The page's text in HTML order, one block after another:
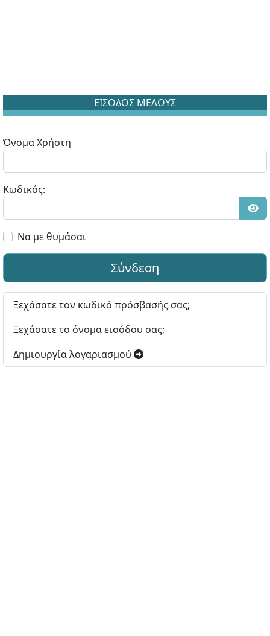
ΕΙΣΟΔΟΣ ΜΕΛΟΥΣ
Όνομα Χρήστη
Κωδικός:
Να με θυμάσαι
Σύνδεση
Ξεχάσατε τον κωδικό πρόσβασής σας;
Ξεχάσατε το όνομα εισόδου σας;
Δημιουργία λογαριασμού